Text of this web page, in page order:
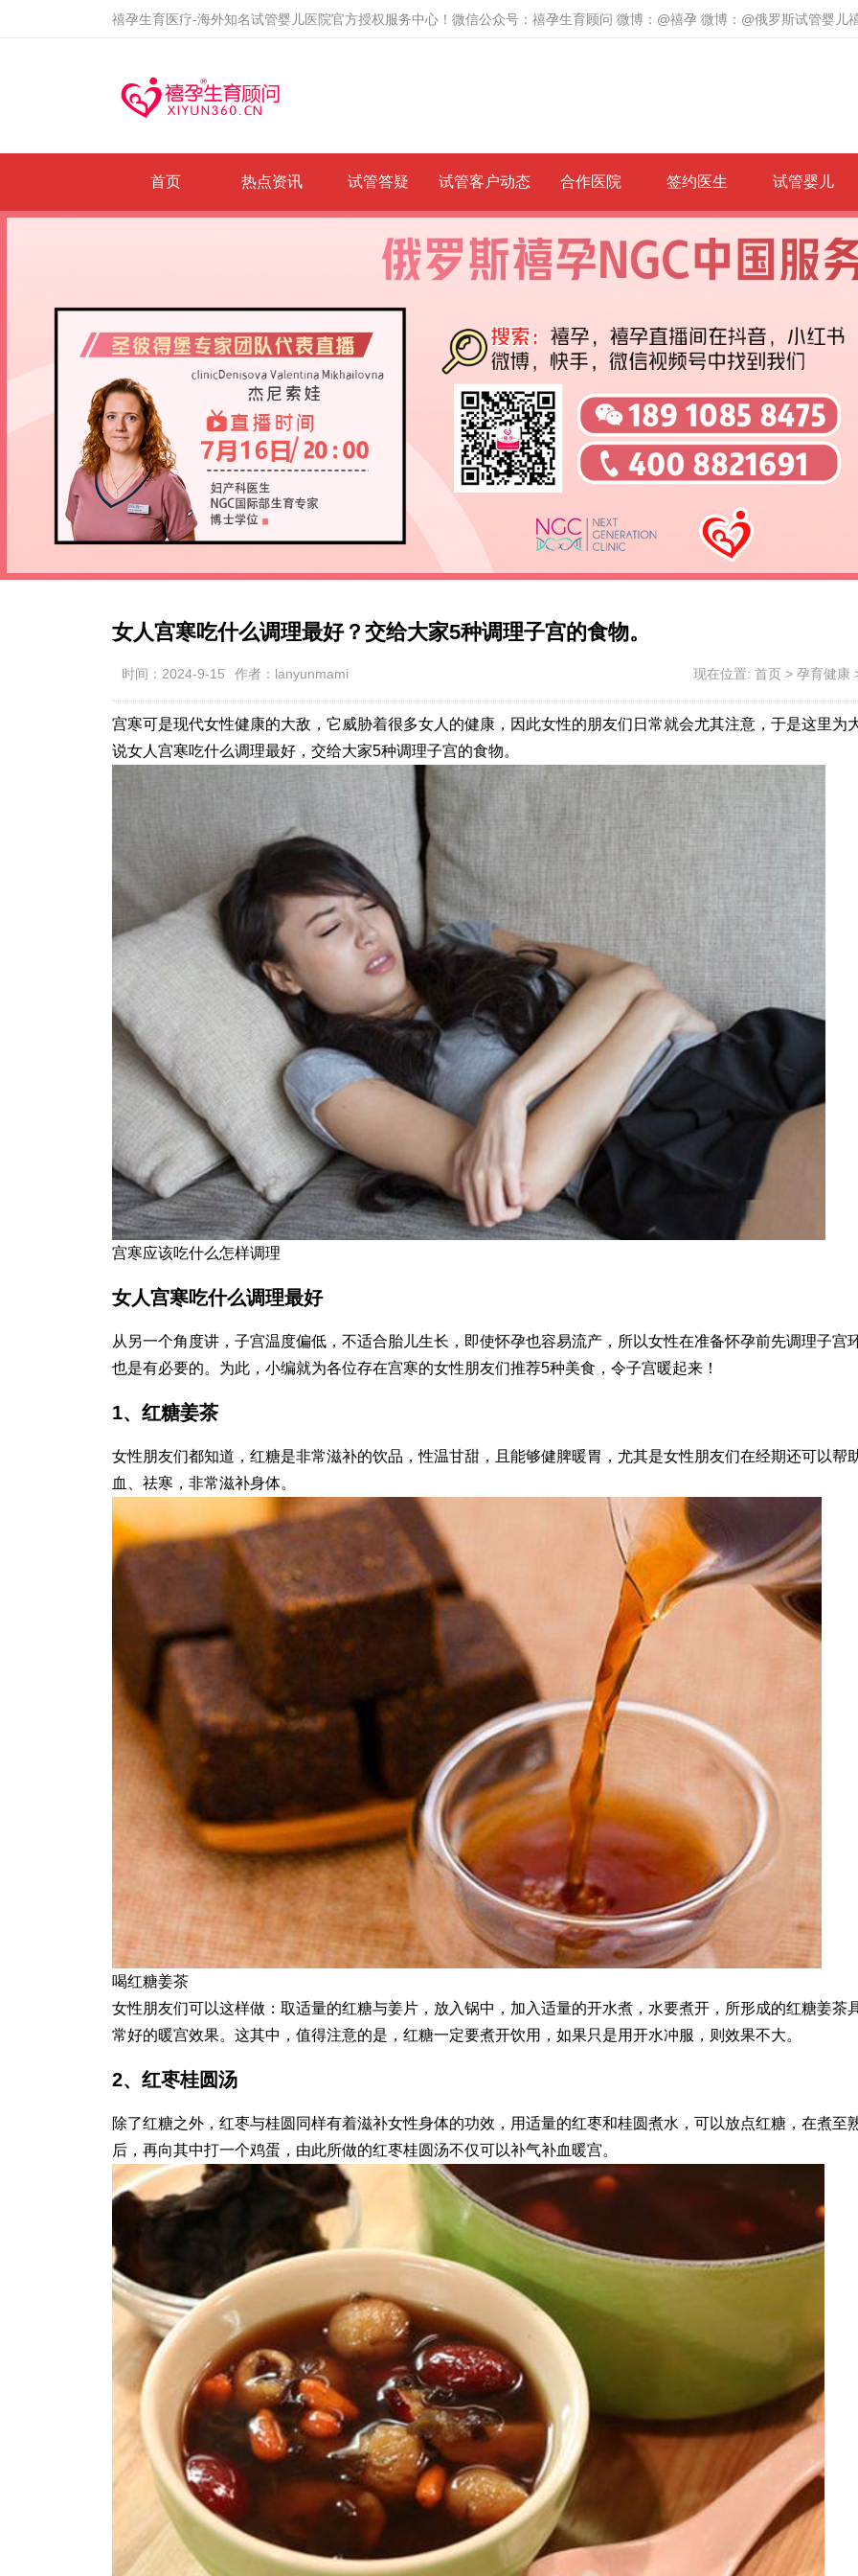
禧孕生育医疗-海外知名试管婴儿医院官方授权服务中心！微信公众号：禧孕生育顾问 微博：@禧孕 微博：@俄罗斯试管婴儿
首页 热点资讯 试管答疑 试管客户动态 合作医院 签约医生 试管婴儿
女人宫寒吃什么调理最好？交给大家5种调理子宫的食物。
时间：2024-9-15 作者：lanyunmami 现在位置: 首页 > 孕育健康
宫寒可是现代女性健康的大敌，它威胁着很多女人的健康，因此女性的朋友们日常就会尤其注意，于是这里为
说女人宫寒吃什么调理最好，交给大家5种调理子宫的食物。
宫寒应该吃什么怎样调理
女人宫寒吃什么调理最好
从另一个角度讲，子宫温度偏低，不适合胎儿生长，即使怀孕也容易流产，所以女性在准备怀孕前先调理子宫
也是有必要的。为此，小编就为各位存在宫寒的女性朋友们推荐5种美食，令子宫暖起来！
1、红糖姜茶
女性朋友们都知道，红糖是非常滋补的饮品，性温甘甜，且能够健脾暖胃，尤其是女性朋友们在经期还可以帮
血、祛寒，非常滋补身体。
喝红糖姜茶
女性朋友们可以这样做：取适量的红糖与姜片，放入锅中，加入适量的开水煮，水要煮开，所形成的红糖姜茶
常好的暖宫效果。这其中，值得注意的是，红糖一定要煮开饮用，如果只是用开水冲服，则效果不大。
2、红枣桂圆汤
除了红糖之外，红枣与桂圆同样有着滋补女性身体的功效，用适量的红枣和桂圆煮水，可以放点红糖，在煮至
后，再向其中打一个鸡蛋，由此所做的红枣桂圆汤不仅可以补气补血暖宫。